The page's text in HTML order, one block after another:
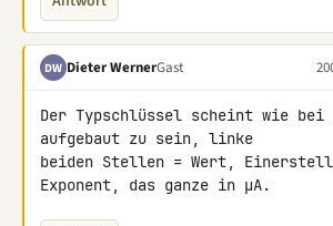
DW Dieter WernerGast
Der Typschlüssel scheint wie bei
aufgebaut zu sein, linke
beiden Stellen = Wert,
Exponent, das ganze in µA.